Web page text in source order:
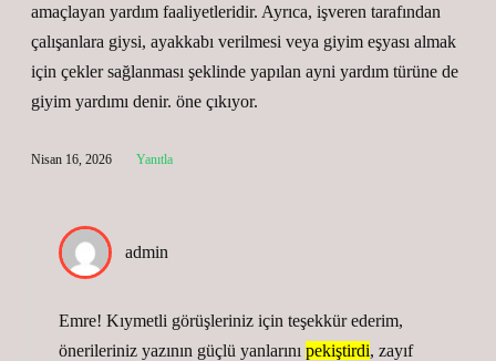
amaçlayan yardım faaliyetleridir. Ayrıca, işveren tarafından
çalışanlara giysi, ayakkabı verilmesi veya giyim eşyası almak
için çekler sağlanması şeklinde yapılan ayni yardım türüne de
giyim yardımı denir. öne çıkıyor.
Nisan 16, 2026 Yanıtla
admin
Emre! Kıymetli görüşleriniz için teşekkür ederim,
önerileriniz yazının güçlü yanlarını pekiştirdi, zayıf